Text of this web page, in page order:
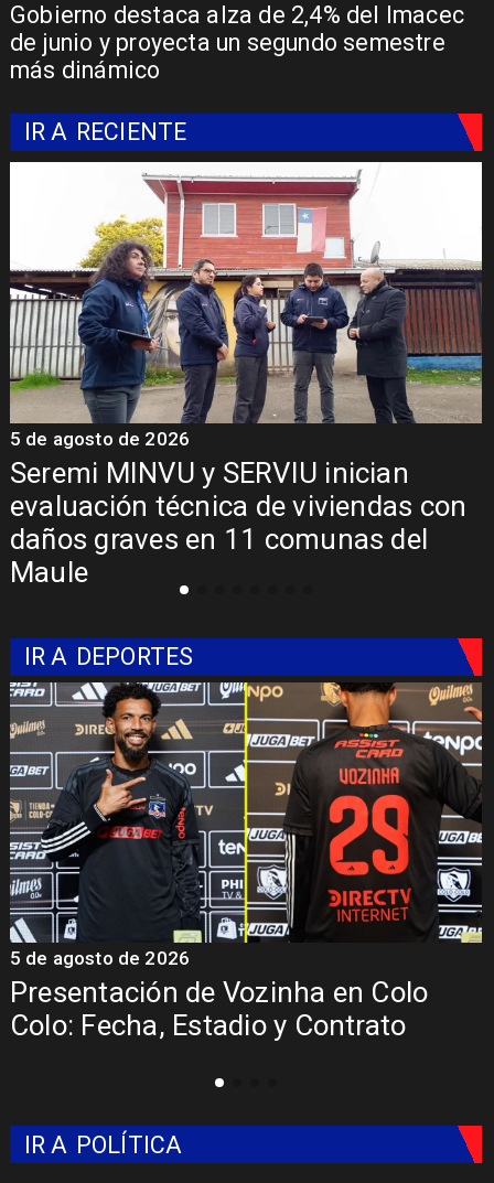
Gobierno destaca alza de 2,4% del Imacec
de junio y proyecta un segundo semestre
más dinámico
IR A RECIENTE
Seremi MINVU y SERVIU inician
evaluación técnica de viviendas con
daños graves en 11 comunas del
Maule
5 de agosto de 2026
IR A DEPORTES
Presentación de Vozinha en Colo
Colo: Fecha, Estadio y Contrato
5 de agosto de 2026
IR A POLÍTICA